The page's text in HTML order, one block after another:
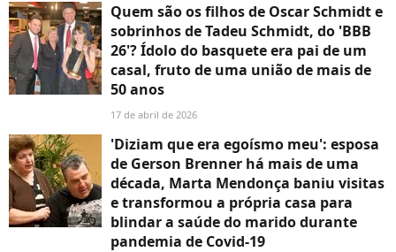
Quem são os filhos de Oscar Schmidt e
sobrinhos de Tadeu Schmidt, do 'BBB
26'? Ídolo do basquete era pai de um
casal, fruto de uma união de mais de
50 anos
17 de abril de 2026
'Diziam que era egoísmo meu': esposa
de Gerson Brenner há mais de uma
década, Marta Mendonça baniu visitas
e transformou a própria casa para
blindar a saúde do marido durante
pandemia de Covid-19